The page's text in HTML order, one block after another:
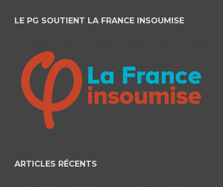
LE PG SOUTIENT LA FRANCE INSOUMISE
ARTICLES RÉCENTS